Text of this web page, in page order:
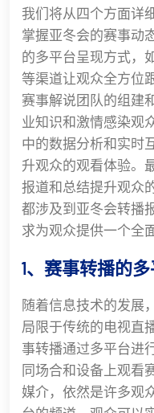
我们将从四个方面详
掌握亚冬会的赛事动
的多平台呈现方式，
等渠道让观众全方位
赛事解说团队的组建
业知识和激情感染观
中的数据分析和实时
升观众的观看体验。
报道和总结提升观众
都涉及到亚冬会转播
求为观众提供一个全
1、赛事转播的
随着信息技术的发展
局限于传统的电视直
事转播通过多平台进
同场合和设备上观看
媒介，依然是许多观